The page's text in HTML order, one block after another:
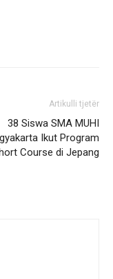
Artikulli tjetër
38 Siswa SMA MUHI
Ikut Program
Course di Jepang